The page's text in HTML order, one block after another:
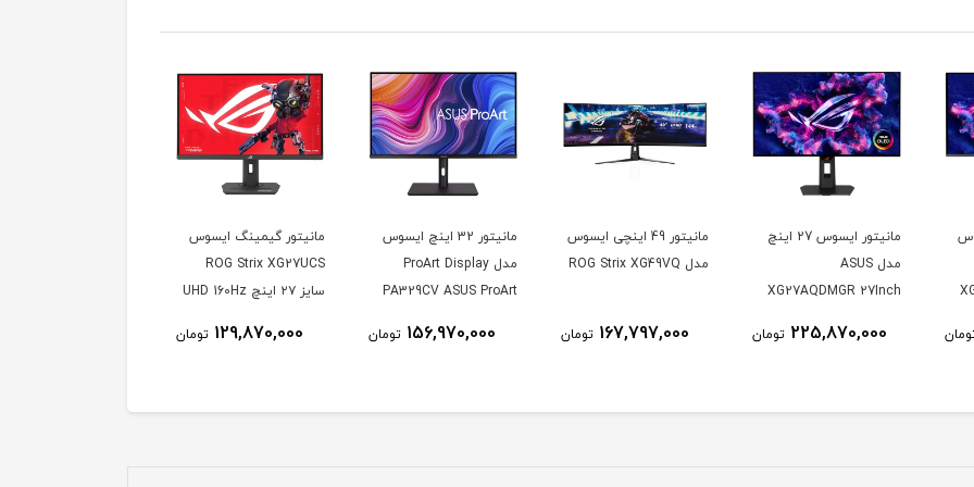
مانیتور ایسوس 27 اینچ
مدل ASUS
XG27AQDMGR 27Inch
240Hz 0.03ms 250Nits
225,870,000 تومان
مانیتور 49 اینچی ایسوس
مدل ROG Strix XG49VQ
167,797,000 تومان
مانیتور 32 اینچ ایسوس
مدل ProArt Display
PA329CV ASUS ProArt
Inch IPS 4K UHD
156,970,000 تومان
مانیتور گیمینگ ایسوس
ROG Strix XG27UCS
سایز ۲۷ اینچ UHD 160Hz
129,870,000 تومان